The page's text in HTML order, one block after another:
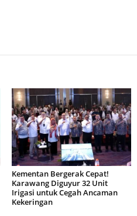
Kementan Bergerak Cepat!
Karawang Diguyur 32 Unit
Irigasi untuk Cegah Ancaman
Kekeringan